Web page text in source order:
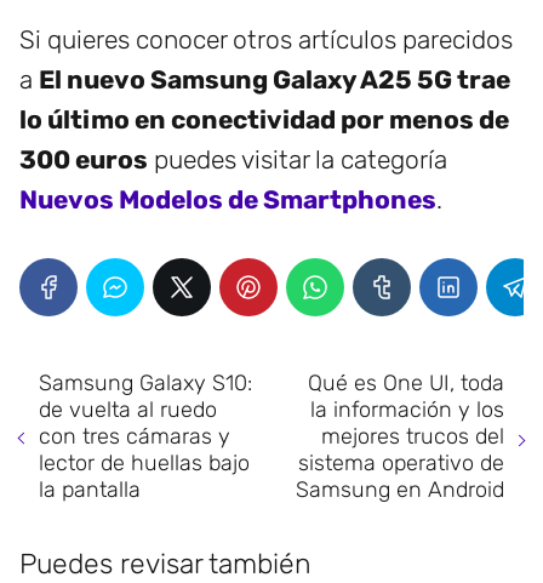
Si quieres conocer otros artículos parecidos
a El nuevo Samsung Galaxy A25 5G trae
lo último en conectividad por menos de
300 euros puedes visitar la categoría
Nuevos Modelos de Smartphones.
Samsung Galaxy S10:
de vuelta al ruedo
con tres cámaras y
lector de huellas bajo
la pantalla
Qué es One UI, toda
la información y los
mejores trucos del
sistema operativo de
Samsung en Android
Puedes revisar también